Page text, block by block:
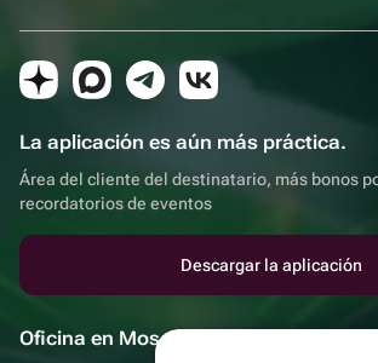
La aplicación es aún más práctica.
Área del cliente del destinatario, más bonos
recordatorios de eventos
Descargar la aplicación
Oficina en Moscú